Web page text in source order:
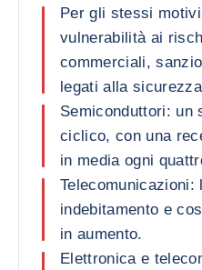
Per gli stessi
vulnerabilità ai
commerciali,
legati alla
Semiconduttori: un
ciclico, con una
in media ogni
indebitamento e
in aumento.
Elettronica e